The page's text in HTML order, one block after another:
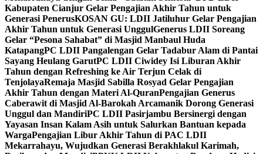
Kabupaten Cianjur Gelar Pengajian Akhir Tahun untuk
Generasi PenerusKOSAN GU: LDII Jatiluhur Gelar Pengajian
Akhir Tahun untuk Generasi UnggulGenerus LDII Soreang
Gelar “Pesona Sahabat” di Masjid Manbaul Huda
KatapangPC LDII Pangalengan Gelar Tadabur Alam di Pantai
Sayang Heulang GarutPC LDII Ciwidey Isi Liburan Akhir
Tahun dengan Refreshing ke Air Terjun Celak di
TenjolayaRemaja Masjid Sabilla Rosyad Gelar Pengajian
Akhir Tahun dengan Materi Al-QuranPengajian Generus
Caberawit di Masjid Al-Barokah Arcamanik Dorong Generasi
Unggul dan MandiriPC LDII Pasirjambu Bersinergi dengan
Yayasan Insan Kalam Asih untuk Salurkan Bantuan kepada
WargaPengajian Libur Akhir Tahun di PAC LDII
Mekarrahayu, Wujudkan Generasi Berakhlakul Karimah,